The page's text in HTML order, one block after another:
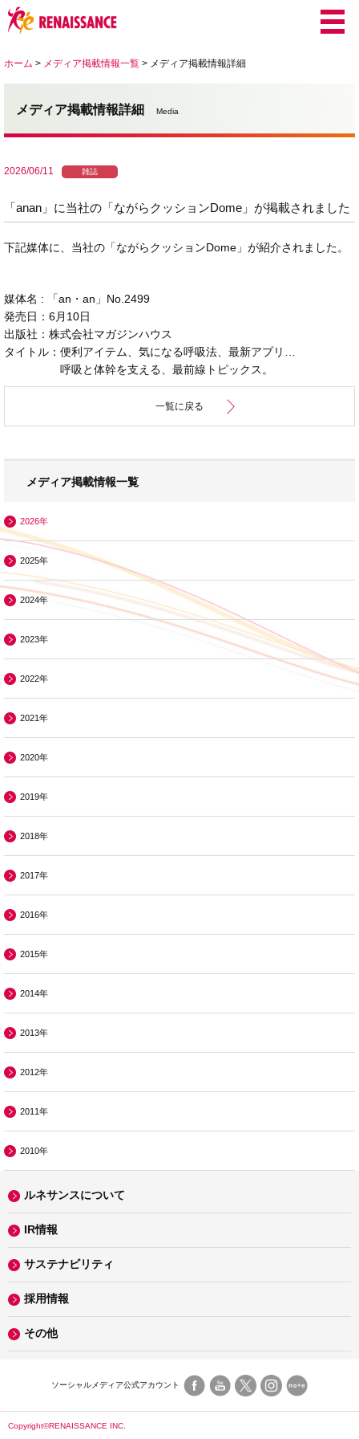
ホーム > メディア掲載情報一覧 > メディア掲載情報詳細
メディア掲載情報詳細 Media
2026/06/11 雑誌
「anan」に当社の「ながらクッションDome」が掲載されました
下記媒体に、当社の「ながらクッションDome」が紹介されました。
媒体名 : 「an・an」No.2499
発売日：6月10日
出版社：株式会社マガジンハウス
タイトル：便利アイテム、気になる呼吸法、最新アプリ…
呼吸と体幹を支える、最前線トピックス。
一覧に戻る
メディア掲載情報一覧
2026年
2025年
2024年
2023年
2022年
2021年
2020年
2019年
2018年
2017年
2016年
2015年
2014年
2013年
2012年
2011年
2010年
ルネサンスについて
IR情報
サステナビリティ
採用情報
その他
ソーシャルメディア公式アカウント
Copyright©RENAISSANCE INC.